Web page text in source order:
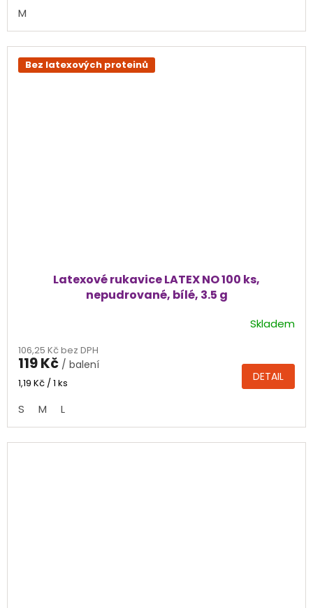
5
hvězdiček.
M
Bez latexových proteinů
Latexové rukavice LATEX NO 100 ks,
nepudrované, bílé, 3.5 g
produktu
je
4,5
5
hvězdiček.
Skladem
106,25 Kč bez DPH
119 Kč / balení
Měrná
1,19 Kč / 1 ks DETAIL
S M L